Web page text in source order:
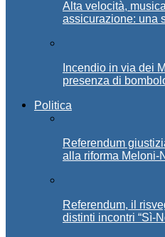
Alta velocità,
assicurazione: una
Incendio in via dei
presenza di
Politica
Referendum
alla riforma Meloni-
Referendum, il
distinti incontri “Sì-